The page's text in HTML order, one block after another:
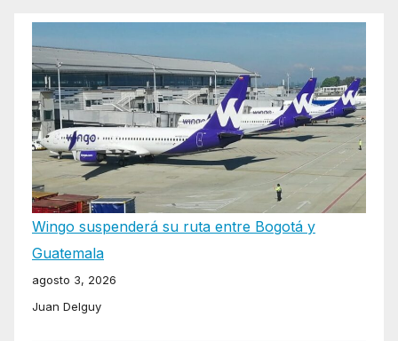
Wingo suspenderá su ruta entre Bogotá y
Guatemala
agosto 3, 2026
Juan Delguy